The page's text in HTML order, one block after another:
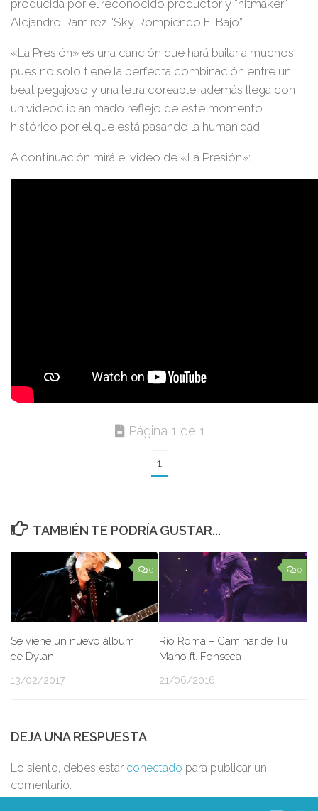
producida por el reconocido productor y “hitmaker”
Alejandro Ramírez “Sky Rompiendo El Bajo”.
«La Presión» es una canción que hará bailar a muchos,
pues no sólo tiene la perfecta combinación entre un
beat pegajoso y una letra coreable, además llega con
un videoclip animado reflejo de este momento
histórico por el que está pasando la humanidad.
A continuación mirá el video de «La Presión»:
Página 1 de 1
1
TAMBIÉN TE PODRÍA GUSTAR...
0
Se viene un nuevo álbum
de Dylan
13/02/2017
0
Río Roma – Caminar de Tu
Mano ft. Fonseca
21/06/2016
DEJA UNA RESPUESTA
Lo siento, debes estar conectado para publicar un
comentario.